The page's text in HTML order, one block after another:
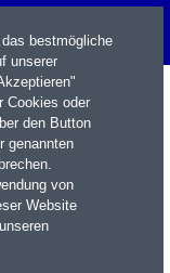
bestmögliche
unserer
Cookies oder
den Button
genannten
von
Website